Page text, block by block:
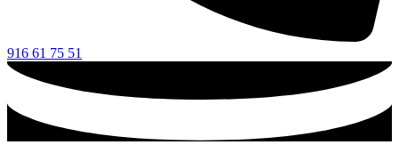
916 61 75 51